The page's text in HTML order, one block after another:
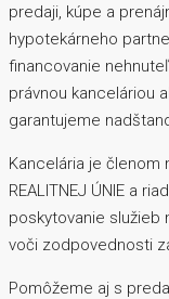
predaji, kúpe a
hypotekárneho
financovanie
právnou kanceláriou
garantujeme
Kancelária je členom
REALITNEJ ÚNIE a
poskytovanie služieb
voči zodpovednosti
Pomôžeme aj s